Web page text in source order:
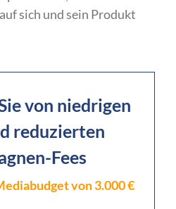
sich und sein Produkt
von niedrigen
reduzierten
Fees
von 3.000 €